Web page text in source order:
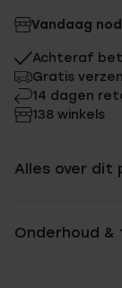
Vandaag
Achteraf
Gratis
14 dagen
138 winkels
Alles over dit
Onderhoud &